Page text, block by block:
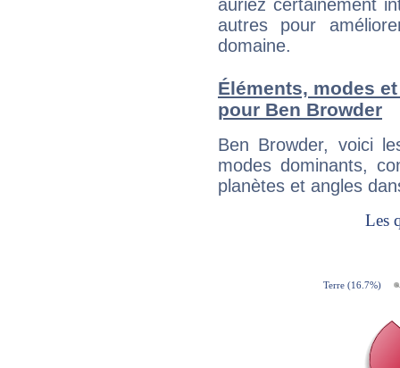
auriez certainement
autres pour
domaine.
Éléments, modes
pour Ben Browder
Ben Browder, voici
modes dominants,
planètes et angles